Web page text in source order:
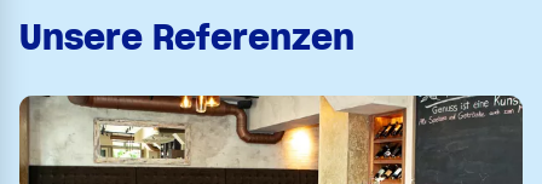
Unsere Referenzen